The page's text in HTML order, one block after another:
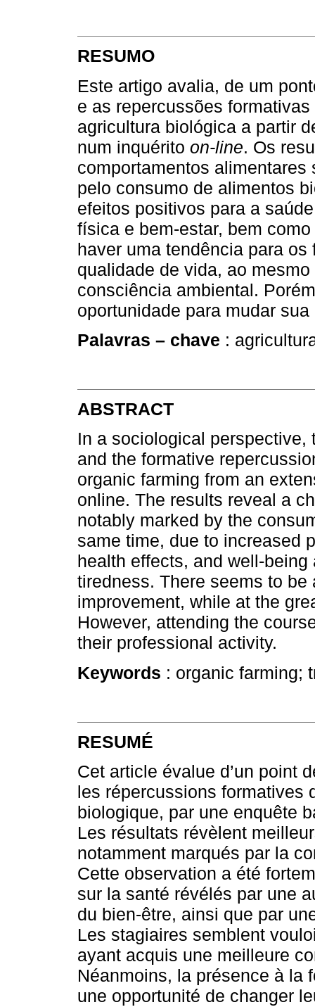
RESUMO
Este artigo avalia, de um
e as repercussões
agricultura biológica a partir
num inquérito on-line. Os
comportamentos
pelo consumo de alimentos
efeitos positivos para a
física e bem-estar, bem
haver uma tendência para
qualidade de vida, ao
consciência ambiental.
oportunidade para mudar
Palavras – chave :
ABSTRACT
In a sociological
and the formative
organic farming from an
online. The results reveal a
notably marked by the
same time, due to increased
health effects, and well-
tiredness. There seems to
improvement, while at the
However, attending the
their professional activity.
Keywords : organic farming;
RESUMÉ
Cet article évalue d’un point
les répercussions formatives
biologique, par une enquête
Les résultats révèlent
notamment marqués par la
Cette observation a été
sur la santé révélés par une
du bien-être, ainsi que par
Les stagiaires semblent
ayant acquis une meilleure
Néanmoins, la présence à la
une opportunité de changer